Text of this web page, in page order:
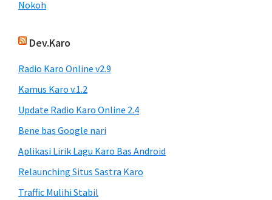
Nokoh
Dev.Karo
Radio Karo Online v2.9
Kamus Karo v.1.2
Update Radio Karo Online 2.4
Bene bas Google nari
Aplikasi Lirik Lagu Karo Bas Android
Relaunching Situs Sastra Karo
Traffic Mulihi Stabil